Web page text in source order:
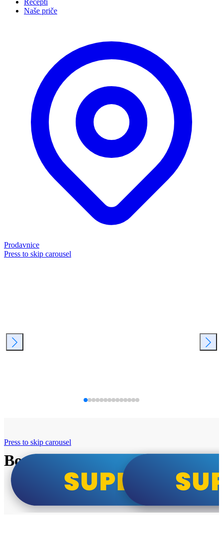
Recepti
Naše priče
Prodavnice
Press to skip carousel
Bosch super cene
Press to skip carousel